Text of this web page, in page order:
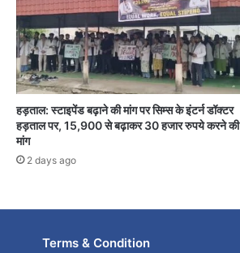
हड़ताल: स्टाइपेंड बढ़ाने की मांग पर सिम्स के इंटर्न डॉक्टर
हड़ताल पर, 15,900 से बढ़ाकर 30 हजार रुपये करने की
मांग
2 days ago
Terms & Condition